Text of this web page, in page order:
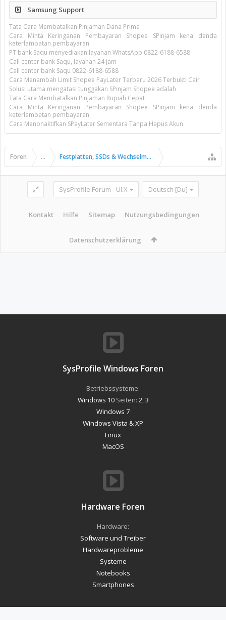
Samsung Support
Tata Cara Membatalkan Pinjaman Dana Prima
Cara Minta Keringanan Pembayaran Shopee SPinjam kena denda
keterlambatan pembayaran
PT bank Saqu menyediakan layanan WhatsApp 0822-6188-6588
Call center bank Saqu, layanan 24 jam
Call center bank Saqu 0822-6188-6588
Cara Menambah Limit Shopee PayLater Terbaru 2026 Terbukti Cair
Solusi utama mengatasi tunggakan SPinjam Shopee adalah
Tata Cara Membatalkan Pinjaman Rupiah Cepat
Cara Minta Keringanan Pembayaran Shopee SPinjam kena denda
keterlambatan pembayaran
Cara Menonaktifkan SPayLater Sementara Tanpa Hapus Akun
Foren ... Festplatten, SSDs & Wechselmedien
SysProfile Forum - UI.X Deutsch [Du]
Kontakt Hilfe Sitemap Nutzungsbedingungen
Datenschutzerklärung
SysProfile Windows Foren
Betriebssysteme:
Windows 10Seiten: 2 3
Windows 7
Windows Vista & XP
Linux
MacOS
Hardware Foren
Hardware:
Software und Treiber
Hardwareprobleme
Systeme
Notebooks
Smartphones